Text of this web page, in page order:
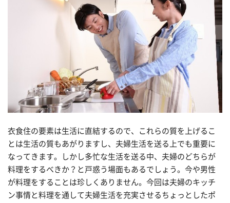
衣食住の要素は生活に直結するので、これらの質を上げるこ
とは生活の質もあがりますし、夫婦生活を送る上でも重要に
なってきます。しかし多忙な生活を送る中、夫婦のどちらが
料理をするべきか？と戸惑う場面もあるでしょう。今や男性
が料理をすることは珍しくありません。今回は夫婦のキッチ
ン事情と料理を通して夫婦生活を充実させるちょっとしたポ